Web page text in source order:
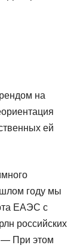
на
ей
году мы
ЕАЭС с
российских
При этом